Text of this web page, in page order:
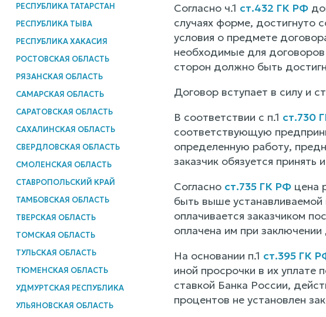
РЕСПУБЛИКА ТАТАРСТАН
РЕСПУБЛИКА ТЫВА
РЕСПУБЛИКА ХАКАСИЯ
РОСТОВСКАЯ ОБЛАСТЬ
РЯЗАНСКАЯ ОБЛАСТЬ
САМАРСКАЯ ОБЛАСТЬ
САРАТОВСКАЯ ОБЛАСТЬ
САХАЛИНСКАЯ ОБЛАСТЬ
СВЕРДЛОВСКАЯ ОБЛАСТЬ
СМОЛЕНСКАЯ ОБЛАСТЬ
СТАВРОПОЛЬСКИЙ КРАЙ
ТАМБОВСКАЯ ОБЛАСТЬ
ТВЕРСКАЯ ОБЛАСТЬ
ТОМСКАЯ ОБЛАСТЬ
ТУЛЬСКАЯ ОБЛАСТЬ
ТЮМЕНСКАЯ ОБЛАСТЬ
УДМУРТСКАЯ РЕСПУБЛИКА
УЛЬЯНОВСКАЯ ОБЛАСТЬ
Согласно ч.1 ст.432 ГК РФ
случаях форме, достигнуто
условия о предмете
необходимые для
сторон должно быть
Договор вступает в силу и
В соответствии с п.1 ст.730
соответствующую
определенную работу,
заказчик обязуется принять
Согласно ст.735 ГК РФцена
быть выше
оплачивается заказчиком
оплачена им при
На основании п.1 ст.395 ГК
иной просрочки в их
ставкой Банка России,
процентов не установлен